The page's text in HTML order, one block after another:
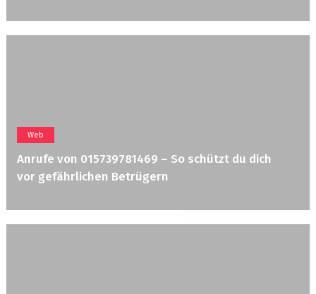
Web
Anrufe von 015739781469 – So schützt du dich
vor gefährlichen Betrügern